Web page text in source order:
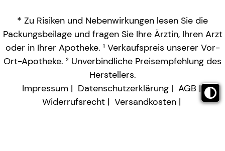
* Zu Risiken und Nebenwirkungen lesen Sie die
Packungsbeilage und fragen Sie Ihre Ärztin, Ihren Arzt
oder in Ihrer Apotheke. ¹ Verkaufspreis unserer Vor-
Ort-Apotheke. ² Unverbindliche Preisempfehlung des
Herstellers.
Impressum
Datenschutzerklärung
AGB
Widerrufsrecht
Versandkosten